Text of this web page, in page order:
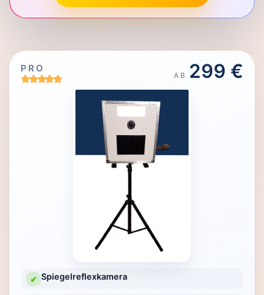
PRO
AB 299 €
✔ Spiegelreflexkamera